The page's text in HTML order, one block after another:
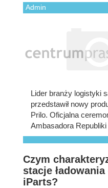
Admin
Lider branży logistyki
przedstawił nowy
Prilo. Oficjalna
Ambasadora
Czym
stacje
iParts?